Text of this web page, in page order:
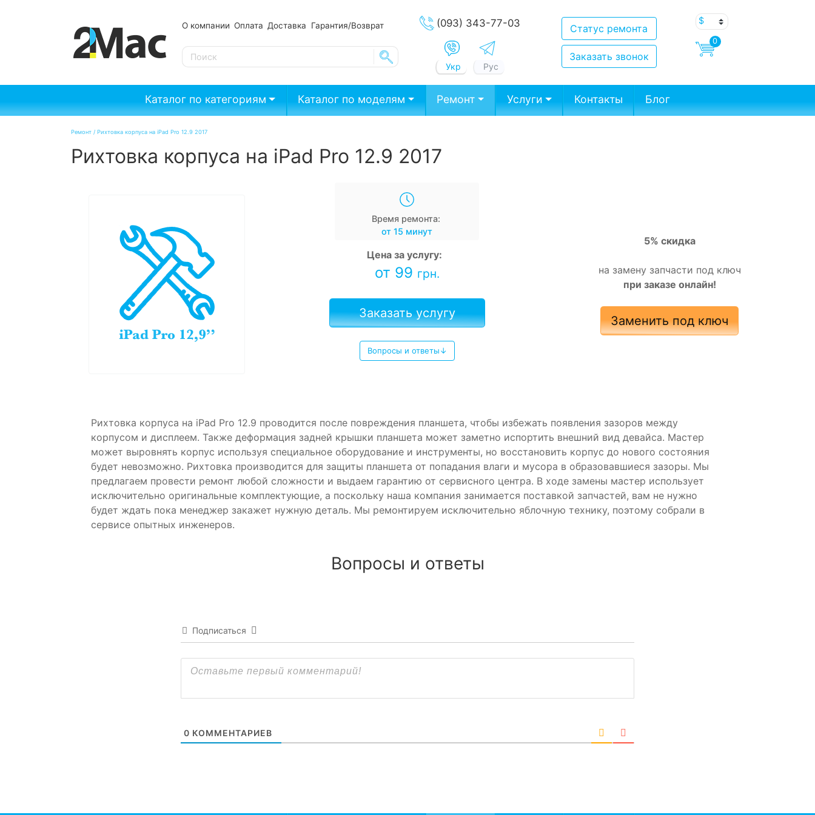
О компании Оплата Доставка Гарантия/Возврат
SE
(093) 343-77-03
Укр Рус
Статус ремонта
Заказать звонок
0
Каталог по категориям Каталог по моделям Ремонт Услуги Контакты Блог
Ремонт / Рихтовка корпуса на iPad Pro 12.9 2017
Рихтовка корпуса на iPad Pro 12.9 2017
Время ремонта:
от 15 минут
Цена за услугу:
от 99 грн.
Заказать услугу
Вопросы и ответы↓
5% скидка
на замену запчасти под ключ
при заказе онлайн!
Заменить под ключ
Рихтовка корпуса на iPad Pro 12.9 проводится после повреждения планшета, чтобы избежать появления зазоров между
корпусом и дисплеем. Также деформация задней крышки планшета может заметно испортить внешний вид девайса. Мастер
может выровнять корпус используя специальное оборудование и инструменты, но восстановить корпус до нового состояния
будет невозможно. Рихтовка производится для защиты планшета от попадания влаги и мусора в образовавшиеся зазоры. Мы
предлагаем провести ремонт любой сложности и выдаем гарантию от сервисного центра. В ходе замены мастер использует
исключительно оригинальные комплектующие, а поскольку наша компания занимается поставкой запчастей, вам не нужно
будет ждать пока менеджер закажет нужную деталь. Мы ремонтируем исключительно яблочную технику, поэтому собрали в
сервисе опытных инженеров.
Вопросы и ответы
Подписаться
0 КОММЕНТАРИЕВ